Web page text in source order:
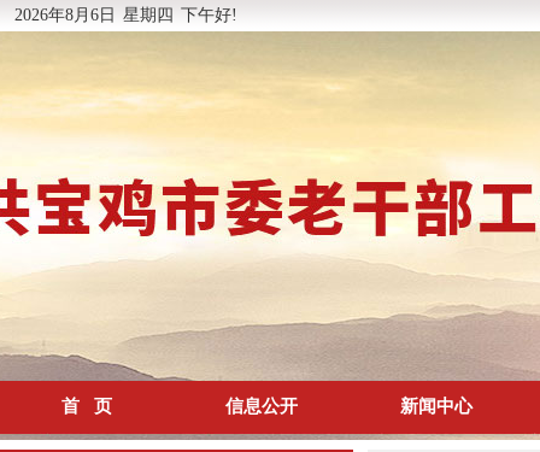
2026年8月6日 星期四 下午好!
首 页 信息公开 新闻中心